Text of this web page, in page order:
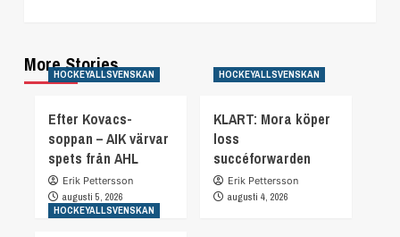
More Stories
HOCKEYALLSVENSKAN
Efter Kovacs-
soppan – AIK värvar
spets från AHL
Erik Pettersson
augusti 5, 2026
HOCKEYALLSVENSKAN
KLART: Mora köper
loss
succéforwarden
Erik Pettersson
augusti 4, 2026
HOCKEYALLSVENSKAN